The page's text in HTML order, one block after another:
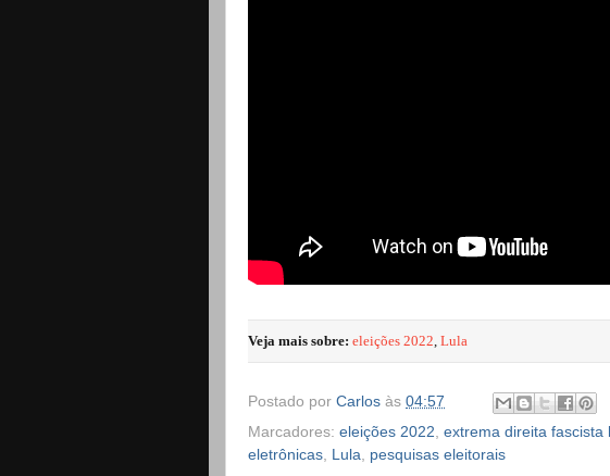
Veja mais sobre: eleições 2022 Lula
Postado por Carlos às 04:57
Marcadores: eleições 2022 extrema direita fascista
eletrônicas Lula pesquisas eleitorais